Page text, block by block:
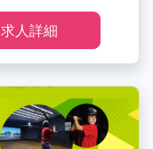
求人詳細